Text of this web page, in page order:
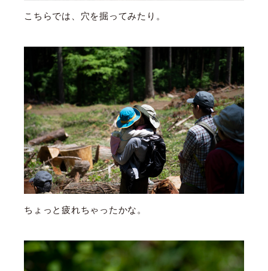
こちらでは、穴を掘ってみたり。
ちょっと疲れちゃったかな。